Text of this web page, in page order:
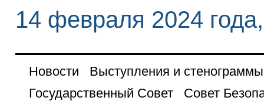
14 февраля 2024
Новости
Выступления и стенограммы
Государственный Совет
Совет